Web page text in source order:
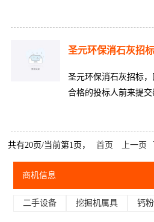
圣元环保消石灰招标
圣元环保消石灰招标
合格的投标人前来提交
共有20页/当前第1页， 首页 上一页
商机信息
二手设备 挖掘机属具 钙